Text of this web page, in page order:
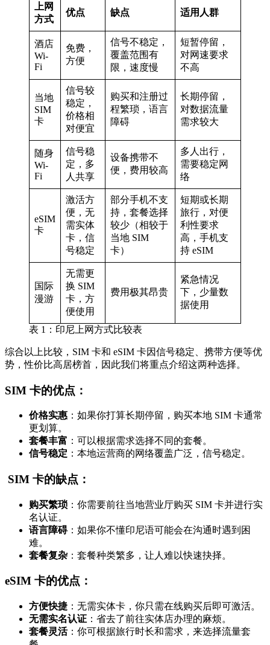
上网
方式
优点 缺点 适用人群
酒店
Wi-
Fi
免费，
方便
信号不稳定，
覆盖范围有
限，速度慢
短暂停留，
对网速要求
不高
当地
SIM
卡
信号较
稳定，
价格相
对便宜
购买和注册过
程繁琐，语言
障碍
长期停留，
对数据流量
需求较大
随身
Wi-
Fi
信号稳
定，多
人共享
设备携带不
便，费用较高
多人出行，
需要稳定网
络
eSIM
卡
激活方
便，无
需实体
卡，信
号稳定
部分手机不支
持，套餐选择
较少（相较于
当地 SIM
卡）
短期或长期
旅行，对便
利性要求
高，手机支
持 eSIM
国际
漫游
无需更
换 SIM
卡，方
便使用
费用极其昂贵
紧急情况
下，少量数
据使用
表 1：印尼上网方式比较表
综合以上比较，SIM 卡和 eSIM 卡因信号稳定、携带方便等优
势，性价比高居榜首，因此我们将重点介绍这两种选择。
SIM 卡的优点：
价格实惠 ：如果你打算长期停留，购买本地 SIM 卡通常
更划算。
套餐丰富 ：可以根据需求选择不同的套餐。
信号稳定 ：本地运营商的网络覆盖广泛，信号稳定。
SIM 卡的缺点：
购买繁琐 ：你需要前往当地营业厅购买 SIM 卡并进行实
名认证。
语言障碍：如果你不懂印尼语可能会在沟通时遇到困
难。
套餐复杂 ：套餐种类繁多，让人难以快速抉择。
eSIM 卡的优点：
方便快捷 ：无需实体卡，你只需在线购买后即可激活。
无需实名认证 ：省去了前往实体店办理的麻烦。
套餐灵活：你可根据旅行时长和需求，来选择流量套